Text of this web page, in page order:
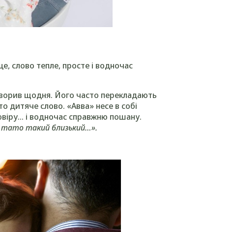
слово тепле, просте і водночас
щодня. Його часто перекладають
дитяче слово. «Авва» несе в собі
і водночас справжню пошану.
такий близький…».